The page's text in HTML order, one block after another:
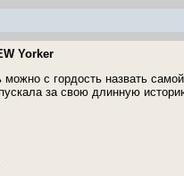
Yorker
с гордость назвать
за свою длинную